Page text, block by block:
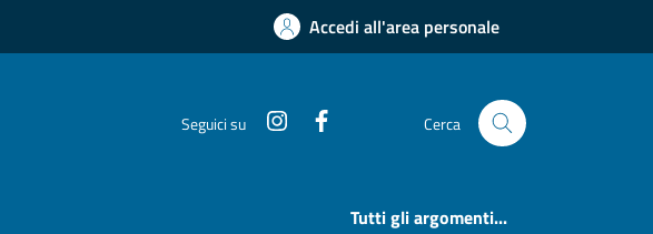
Accedi all'area personale
Seguici su Instagram Cerca
Tutti gli argomenti...